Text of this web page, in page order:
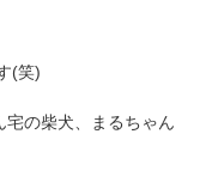
(笑)
宅の柴犬、まるちゃん